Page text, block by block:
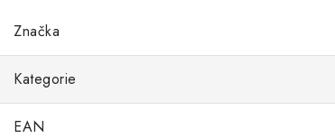
Značka
Kategorie
EAN